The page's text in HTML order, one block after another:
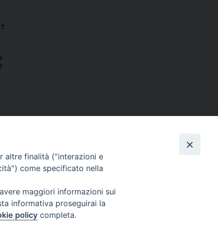
SEGUICI SU
Facebook
Instagram
X YouTube
altre finalità ("interazioni e
come specificato nella
maggiori informazioni sui
informativa proseguirai la
policy completa.